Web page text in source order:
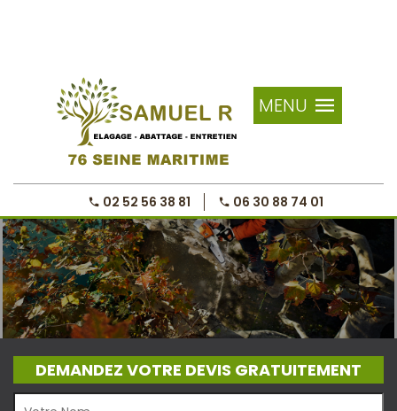
MENU
02 52 56 38 81 06 30 88 74 01
DEMANDEZ VOTRE DEVIS GRATUITEMENT